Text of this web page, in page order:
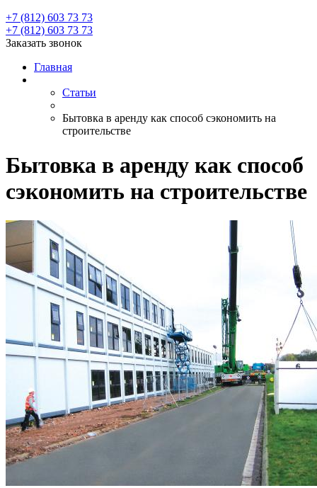
+7 (812) 603 73 73
+7 (812) 603 73 73
Заказать звонок
Главная
Статьи
Бытовка в аренду как способ сэкономить на
строительстве
Бытовка в аренду как способ
сэкономить на строительстве